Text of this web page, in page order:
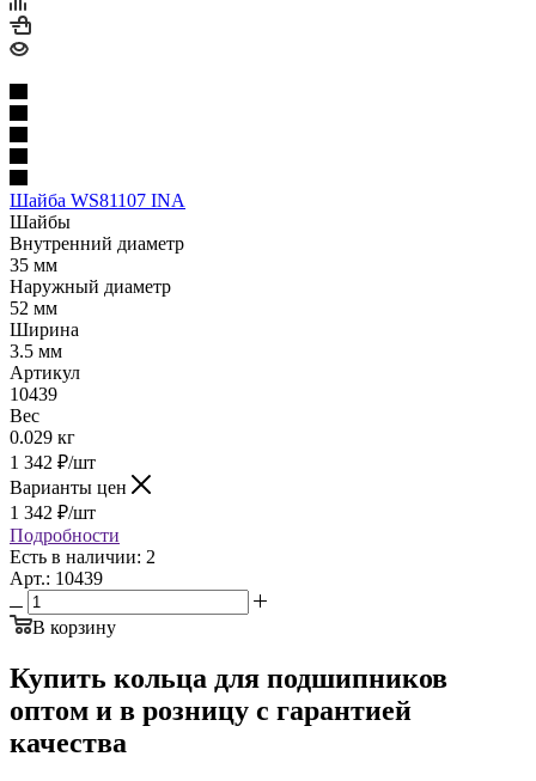
Шайба WS81107 INA
Шайбы
Внутренний диаметр
35 мм
Наружный диаметр
52 мм
Ширина
3.5 мм
Артикул
10439
Вес
0.029 кг
1 342 ₽/шт
Варианты цен
1 342 ₽/шт
Подробности
Есть в наличии: 2
Арт.: 10439
В корзину
Купить кольца для подшипников
оптом и в розницу с гарантией
качества